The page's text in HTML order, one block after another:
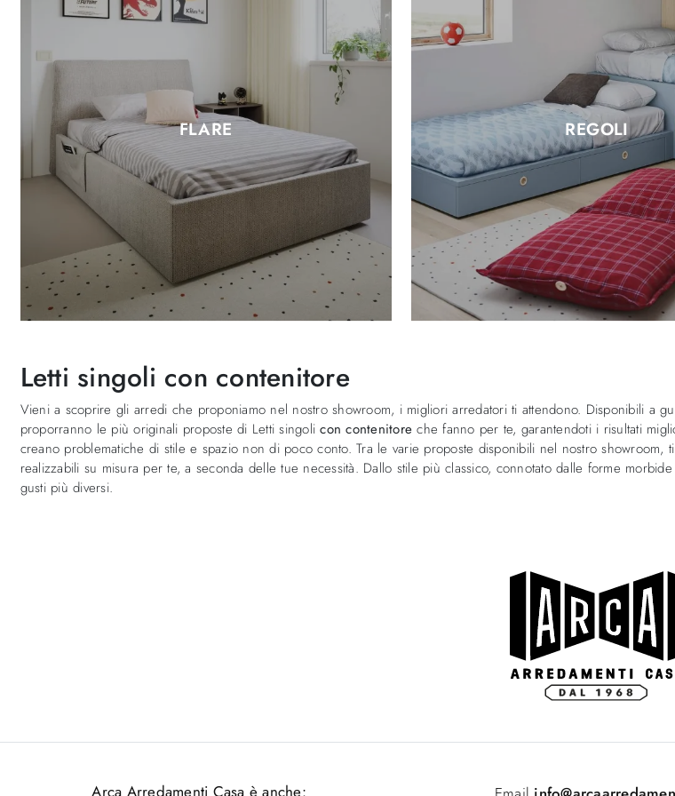
FLARE REGOLI
Letti singoli con contenitore
Vieni a scoprire gli arredi che proponiamo nel nostro showroom, i migliori arredatori ti attendono. Disponibili a
proporranno le più originali proposte di Letti singolicon contenitore che fanno per te, garantendoti i risultati
creano problematiche di stile e spazio non di poco conto. Tra le varie proposte disponibili nel nostro showroom,
realizzabili su misura per te, a seconda delle tue necessità. Dallo stile più classico, connotato dalle forme
gusti più diversi.
Arca Arredamenti Casa è anche: